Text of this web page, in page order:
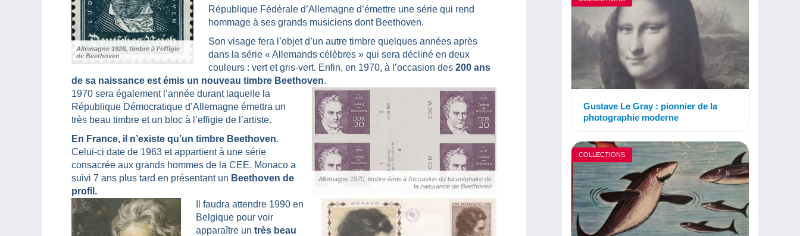
Allemagne 1926, timbre à l’effigie
de Beethoven
République Fédérale d’Allemagne d’émettre une série qui rend
hommage à ses grands musiciens dont Beethoven.
Son visage fera l’objet d’un autre timbre quelques années après
dans la série « Allemands célèbres » qui sera décliné en deux
couleurs : vert et gris-vert. Enfin, en 1970, à l’occasion des 200 ans
de sa naissance est émis un nouveau timbre Beethoven.
Allemagne 1970, timbre émis à l’occasion du bicentenaire de
la naissance de Beethoven
1970 sera également l’année durant laquelle la
République Démocratique d’Allemagne émettra un
très beau timbre et un bloc à l’effigie de l’artiste.
En France, il n’existe qu’un timbre Beethoven.
Celui-ci date de 1963 et appartient à une série
consacrée aux grands hommes de la CEE. Monaco a
suivi 7 ans plus tard en présentant un Beethoven de
profil.
Il faudra attendre 1990 en
Belgique pour voir
apparaître un très beau
Gustave Le Gray : pionnier de la
photographie moderne
COLLECTIONS